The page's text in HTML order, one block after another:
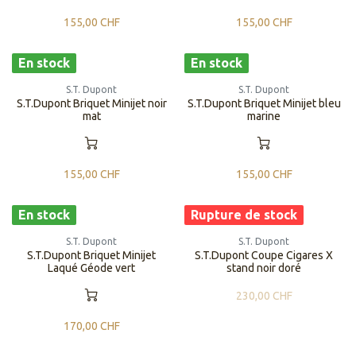
155,00 CHF 155,00 CHF
En stock
S.T. Dupont
S.T.Dupont Briquet Minijet noir
mat
155,00 CHF
En stock
S.T. Dupont
S.T.Dupont Briquet Minijet bleu
marine
155,00 CHF
En stock
S.T. Dupont
S.T.Dupont Briquet Minijet
Laqué Géode vert
170,00 CHF
Rupture de stock
S.T. Dupont
S.T.Dupont Coupe Cigares X
stand noir doré
230,00 CHF